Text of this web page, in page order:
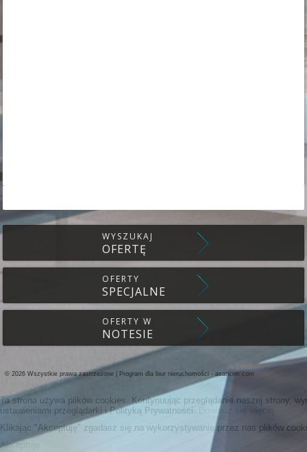
WYSZUKAJ
OFERTĘ
OFERTY
SPECJALNE
OFERTY W
NOTESIE
© 2026 Wszystkie prawa zastrzeżone | Program dla biur nieruchomości - asaricrm.com
Ta strona używa plików cookies. Kontynuując przeglądanie naszej strony,
ustawieniami przeglądarki i Polityką Prywatności.
Dowiedz się więcej
Klikając "Akceptuję" zgadasz się na wykorzystywanie przez nas plików
Akceptuję